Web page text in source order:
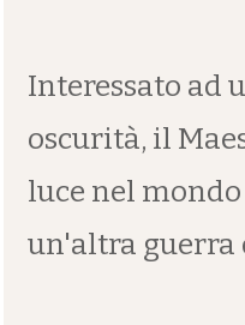
Interessato ad
oscurità, il
luce nel
un'altra guerra